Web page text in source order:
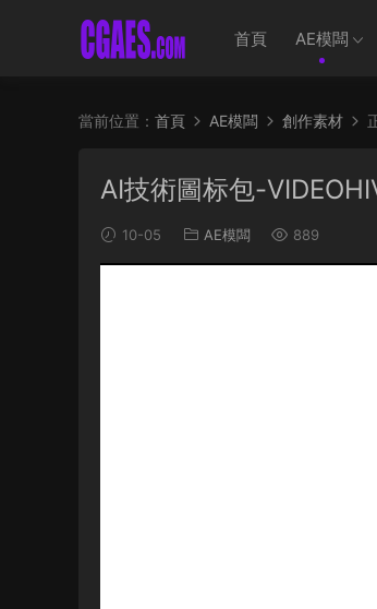
首頁 AE模闆
當前位置： 首頁 AE模闆 創作素材
AI技術圖标包-
10-05 AE模闆 889